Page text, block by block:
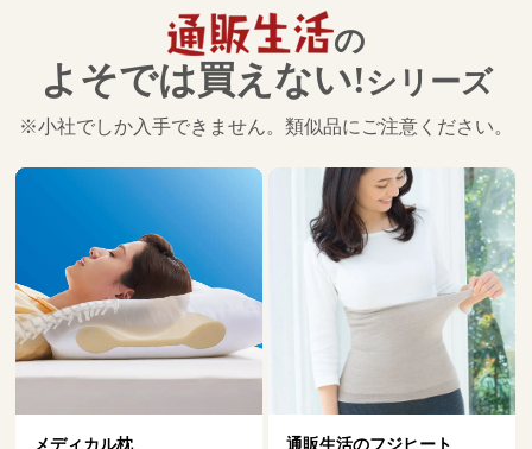
の
よそでは買えない!シリーズ
※小社でしか入手できません。類似品にご注意ください。
通販生活のフジヒート
ダニ捕りマット「これが元